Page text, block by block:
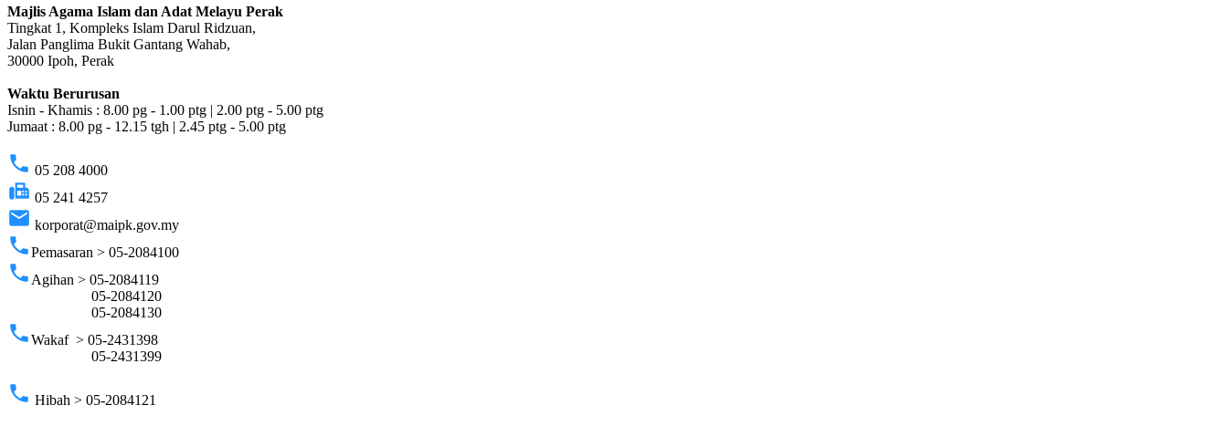
Majlis Agama Islam dan Adat Melayu Perak
Tingkat 1, Kompleks Islam Darul Ridzuan,
Jalan Panglima Bukit Gantang Wahab,
30000 Ipoh, Perak
Waktu Berurusan
Isnin - Khamis : 8.00 pg - 1.00 ptg | 2.00 ptg - 5.00 ptg
Jumaat : 8.00 pg - 12.15 tgh | 2.45 ptg - 5.00 ptg
phone 05 208 4000
fax 05 241 4257
email korporat@maipk.gov.my
phonePemasaran > 05-2084100
phone Agihan > 05-2084119
05-2084120
05-2084130
phoneWakaf > 05-2431398
05-2431399
phone Hibah > 05-2084121